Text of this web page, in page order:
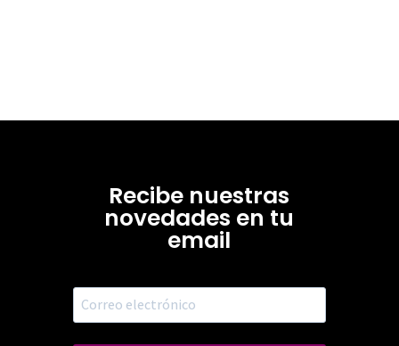
Recibe nuestras
novedades en tu
email